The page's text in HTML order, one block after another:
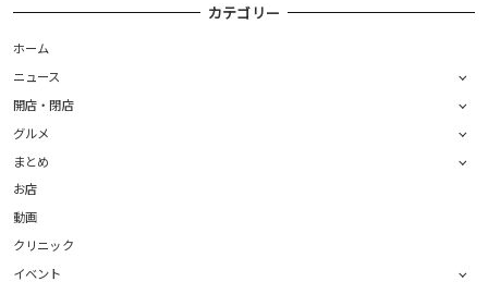
カテゴリー
ホーム
ニュース
開店・閉店
グルメ
まとめ
お店
動画
クリニック
イベント